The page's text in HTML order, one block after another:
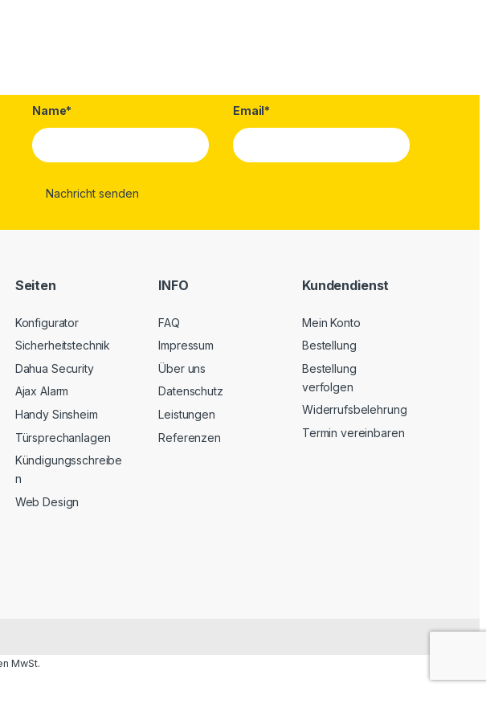
Name* Email*
Seiten
Konfigurator
Sicherheitstechnik
Dahua Security
Ajax Alarm
Handy Sinsheim
Türsprechanlagen
Kündigungsschreibe
n
Web Design
INFO
FAQ
Impressum
Über uns
Datenschutz
Leistungen
Referenzen
Kundendienst
Mein Konto
Bestellung
Bestellung
verfolgen
Widerrufsbelehrung
Termin vereinbaren
MwSt.